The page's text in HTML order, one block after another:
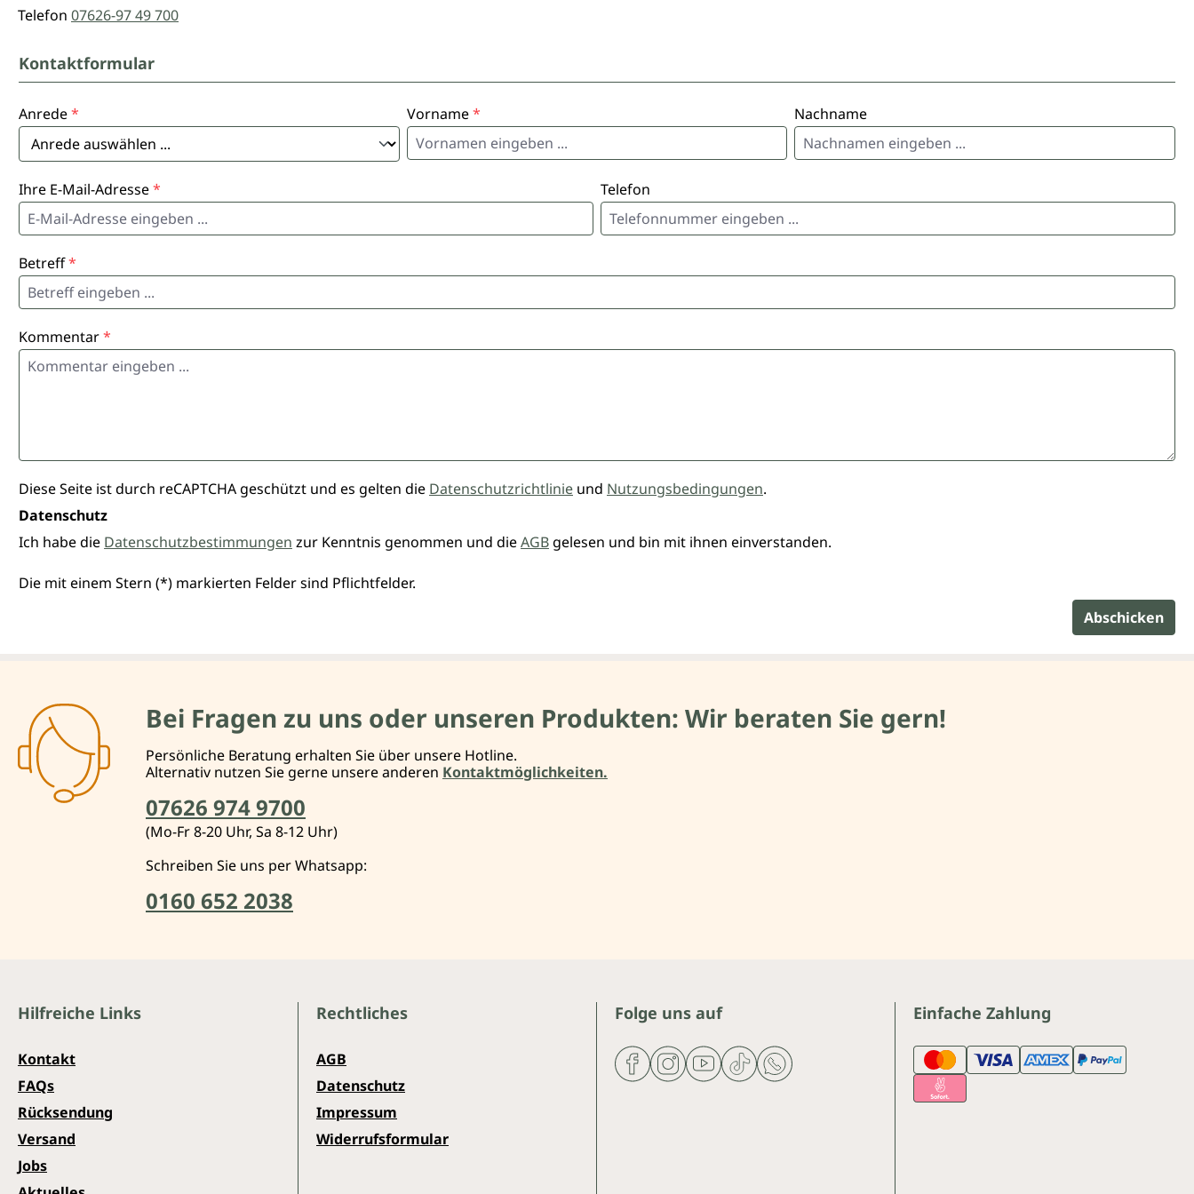
Telefon 07626-97 49 700
Kontaktformular
Anrede* Vorname* Nachname
Ihre E-Mail-Adresse* Telefon
Betreff*
Kommentar*
Diese Seite ist durch reCAPTCHA geschützt und es gelten die Datenschutzrichtlinie und Nutzungsbedingungen.
Datenschutz
Ich habe die Datenschutzbestimmungen zur Kenntnis genommen und dieAGB gelesen und bin mit ihnen einverstanden.
Die mit einem Stern (*) markierten Felder sind Pflichtfelder.
Abschicken
Bei Fragen zu uns oder unseren Produkten: Wir beraten Sie gern!
Persönliche Beratung erhalten Sie über unsere Hotline.
Alternativ nutzen Sie gerne unsere anderen Kontaktmöglichkeiten.
07626 974 9700
(Mo-Fr 8-20 Uhr, Sa 8-12 Uhr)
Schreiben Sie uns per Whatsapp:
0160 652 2038
Folge uns auf Einfache Zahlung
Hilfreiche Links
Kontakt
FAQs
Rücksendung
Versand
Jobs
Rechtliches
AGB
Datenschutz
Impressum
Widerrufsformular